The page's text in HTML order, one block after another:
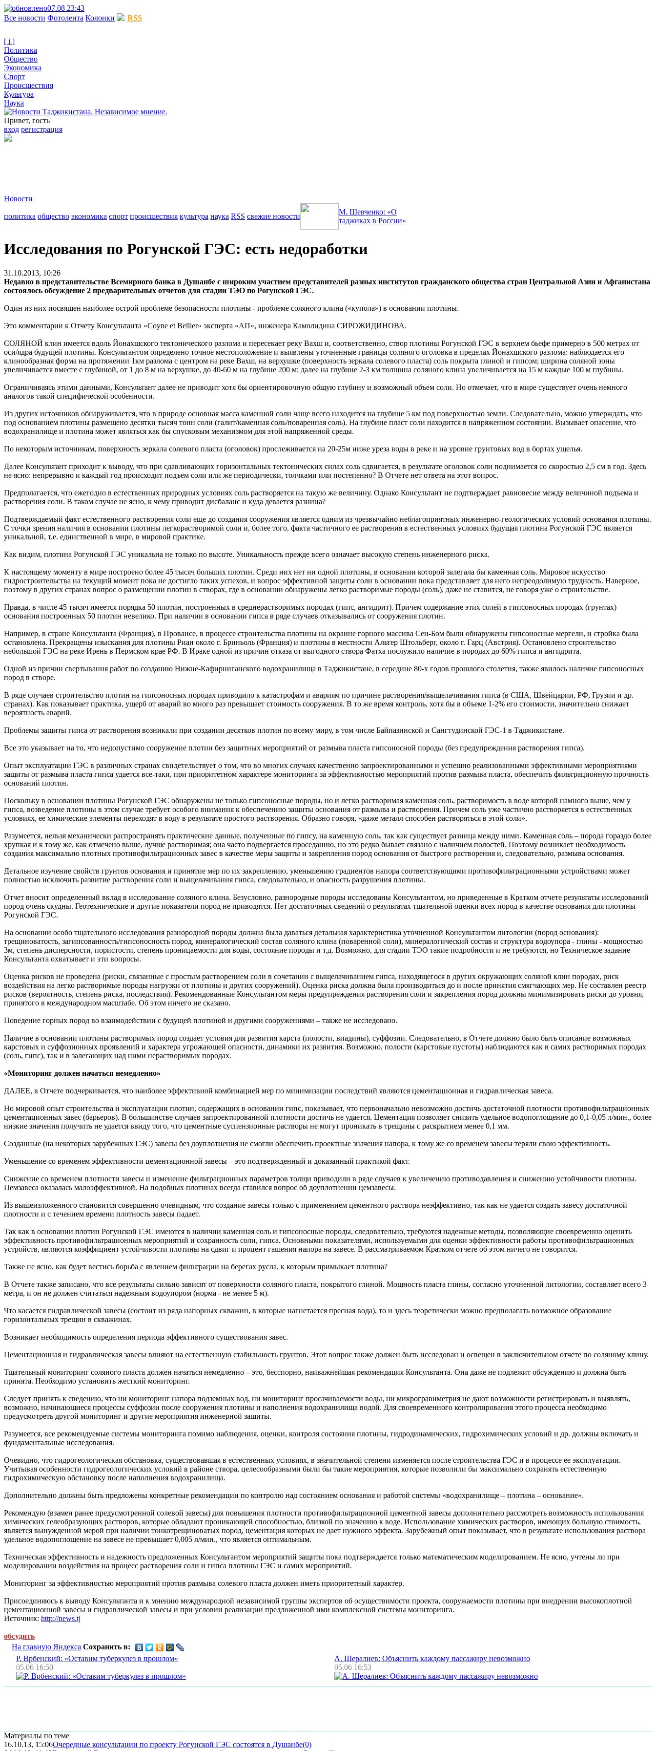
07.08 23:43
Все новости Фотолента Колонки RSS
[ i ]
Политика
Общество
Экономика
Спорт
Происшествия
Культура
Наука
Привет, гость
вход регистрация
Новости
политика общество экономика спорт происшествия культура наука RSS свежие новости
М. Шевченко: «О
таджиках в России»
Исследования по Рогунской ГЭС: есть недоработки
31.10.2013, 10:26
Недавно в представительстве Всемирного банка в Душанбе с широким участием представителей разных институтов гражданского общества стран Центральной Азии и Афганистана
состоялось обсуждение 2 предварительных отчетов для стадии ТЭО по Рогунской ГЭС.
Один из них посвящен наиболее острой проблеме безопасности плотины - проблеме соляного клина («купола») в основании плотины.
Это комментарии к Отчету Консультанта «Coyne et Bellier» эксперта «АП», инженера Камолидина СИРОЖИДИНОВА.
СОЛЯНОЙ клин имеется вдоль Йонахшского тектонического разлома и пересекает реку Вахш и, соответственно, створ плотины Рогунской ГЭС в верхнем бьефе примерно в 500 метрах от
оси/ядра будущей плотины. Консультантом определено точное местоположение и выявлены уточненные границы соляного оголовка в пределах Йонахшского разлома: наблюдается его
клинообразная форма на протяжении 1км разлома с центром на реке Вахш, на верхушке (поверхность зеркала солевого пласта) соль покрыта глиной и гипсом; ширина соляной зоны
увеличивается вместе с глубиной, от 1 до 8 м на верхушке, до 40-60 м на глубине 200 м; далее на глубине 2-3 км толщина соляного клина увеличивается на 15 м каждые 100 м глубины.
Ограничиваясь этими данными, Консультант далее не приводит хотя бы ориентировочную общую глубину и возможный объем соли. Но отмечает, что в мире существует очень немного
аналогов такой специфической особенности.
Из других источников обнаруживается, что в природе основная масса каменной соли чаще всего находится на глубине 5 км под поверхностью земли. Следовательно, можно утверждать, что
под основанием плотины размещено десятки тысяч тонн соли (галит/каменная соль/поваренная соль). На глубине пласт соли находится в напряженном состоянии. Вызывает опасение, что
водохранилище и плотина может являться как бы спусковым механизмом для этой напряженной среды.
По некоторым источникам, поверхность зеркала солевого пласта (оголовок) прослеживается на 20-25м ниже уреза воды в реке и на уровне грунтовых вод в бортах ущелья.
Далее Консультант приходит к выводу, что при сдавливающих горизонтальных тектонических силах соль сдвигается, в результате оголовок соли поднимается со скоростью 2,5 см в год. Здесь
не ясно: непрерывно и каждый год происходит подъем соли или же периодически, толчками или постепенно? В Отчете нет ответа на этот вопрос.
Предполагается, что ежегодно в естественных природных условиях соль растворяется на такую же величину. Однако Консультант не подтверждает равновесие между величиной подъема и
растворения соли. В таком случае не ясно, к чему приводит дисбаланс и куда девается разница?
Подтверждаемый факт естественного растворения соли еще до создания сооружения является одним из чрезвычайно неблагоприятных инженерно-геологических условий основания плотины.
С точки зрения наличия в основании плотины легкорастворимой соли и, более того, факта частичного ее растворения в естественных условиях будущая плотина Рогунской ГЭС является
уникальной, т.е. единственной в мире, в мировой практике.
Как видим, плотина Рогунской ГЭС уникальна не только по высоте. Уникальность прежде всего означает высокую степень инженерного риска.
К настоящему моменту в мире построено более 45 тысяч больших плотин. Среди них нет ни одной плотины, в основании которой залегала бы каменная соль. Мировое искусство
гидростроительства на текущий момент пока не достигло таких успехов, и вопрос эффективной защиты соли в основании пока представляет для него непреодолимую трудность. Наверное,
поэтому в других странах вопрос о размещении плотин в створах, где в основании обнаружены легко растворимые породы (соль), даже не ставится, не говоря уже о строительстве.
Правда, в числе 45 тысяч имеется порядка 50 плотин, построенных в среднерастворимых породах (гипс, ангидрит). Причем содержание этих солей в гипсоносных породах (грунтах)
основания построенных 50 плотин невелико. При наличии в основании гипса в ряде случаев отказывались от сооружения плотин.
Например, в стране Консультанта (Франция), в Провансе, в процессе строительства плотины на окраине горного массива Сен-Бом были обнаружены гипсоносные мергели, и стройка была
остановлена. Прекращены изыскания для плотины Риан около г. Бриньоль (Франция) и плотины в местности Альтер Штольберг, около г. Гарц (Австрия). Остановлено строительство
небольшой ГЭС на реке Ирень в Пермском крае РФ. В Ираке одной из причин отказа от выгодного створа Фатха послужило наличие в породах до 60% гипса и ангидрита.
Одной из причин свертывания работ по созданию Нижне-Кафирниганского водохранилища в Таджикистане, в середине 80-х годов прошлого столетия, также явилось наличие гипсоносных
пород в створе.
В ряде случаев строительство плотин на гипсоносных породах приводило к катастрофам и авариям по причине растворения/выщелачивания гипса (в США, Швейцарии, РФ, Грузии и др.
странах). Как показывает практика, ущерб от аварий во много раз превышает стоимость сооружения. В то же время контроль, хотя бы в объеме 1-2% его стоимости, значительно снижает
вероятность аварий.
Проблемы защиты гипса от растворения возникали при создании десятков плотин по всему миру, в том числе Байпазинской и Сангтудинской ГЭС-1 в Таджикистане.
Все это указывает на то, что недопустимо сооружение плотин без защитных мероприятий от размыва пласта гипсоносной породы (без предупреждения растворения гипса).
Опыт эксплуатации ГЭС в различных странах свидетельствует о том, что во многих случаях качественно запроектированными и успешно реализованными эффективными мероприятиями
защиты от размыва пласта гипса удается все-таки, при приоритетном характере мониторинга за эффективностью мероприятий против размыва пласта, обеспечить фильтрационную прочность
оснований плотин.
Поскольку в основании плотины Рогунской ГЭС обнаружены не только гипсоносные породы, но и легко растворимая каменная соль, растворимость в воде которой намного выше, чем у
гипса, возведение плотины в этом случае требует особого внимания к обеспечению защиты основания от размыва и растворения. Причем соль уже частично растворяется в естественных
условиях, ее химические элементы переходят в воду в результате простого растворения. Образно говоря, «даже металл способен растворяться в этой соли».
Разумеется, нельзя механически распространять практические данные, полученные по гипсу, на каменную соль, так как существует разница между ними. Каменная соль – порода гораздо более
хрупкая и к тому же, как отмечено выше, лучше растворимая; она часто подвергается проседанию, но это редко бывает связано с наличием полостей. Поэтому возникает необходимость
создания максимально плотных противофильтрационных завес в качестве меры защиты и закрепления пород основания от быстрого растворения и, следовательно, размыва основания.
Детальное изучение свойств грунтов основания и принятие мер по их закреплению, уменьшению градиентов напора соответствующими противофильтрационными устройствами может
полностью исключить развитие растворения соли и выщелачивания гипса, следовательно, и опасность разрушения плотины.
Отчет вносит определенный вклад в исследование соляного клина. Безусловно, разнородные породы исследованы Консультантом, но приведенные в Кратком отчете результаты исследований
пород очень скудны. Геотехнические и другие показатели пород не приводятся. Нет достаточных сведений о результатах тщательной оценки всех пород в качестве основания для плотины
Рогунской ГЭС.
На основании особо тщательного исследования разнородной породы должна была даваться детальная характеристика уточненной Консультантом литологии (пород основания):
трещиноватость, загипсованность/гипсоносность пород, минералогический состав соляного клина (поваренной соли), минералогический состав и структура водоупора - глины - мощностью
3м, степень дисперсности, пористости, степень проницаемости для воды, состояние породы и т.д. Возможно, для стадии ТЭО такие подробности и не требуются, но Техническое задание
Консультанта охватывает и эти вопросы.
Оценка рисков не проведена (риски, связанные с простым растворением соли в сочетании с выщелачиванием гипса, находящегося в других окружающих соляной клин породах, риск
воздействия на легко растворимые породы нагрузки от плотины и других сооружений). Оценка риска должна была производиться до и после принятия смягчающих мер. Не составлен реестр
рисков (вероятность, степень риска, последствия). Рекомендованные Консультантом меры предупреждения растворения соли и закрепления пород должны минимизировать риски до уровня,
принятого в международном масштабе. Об этом ничего не сказано.
Поведение горных пород во взаимодействии с будущей плотиной и другими сооружениями – также не исследовано.
Наличие в основании плотины растворимых пород создает условия для развития карста (полости, впадины), суффозии. Следовательно, в Отчете должно было быть описание возможных
карстовых и суффозионных проявлений и характера угрожающей опасности, динамики их развития. Возможно, полости (карстовые пустоты) наблюдаются как в самих растворимых породах
(соль, гипс), так и в залегающих над ними нерастворимых породах.
«Мониторинг должен начаться немедленно»
ДАЛЕЕ, в Отчете подчеркивается, что наиболее эффективной комбинацией мер по минимизации последствий являются цементационная и гидравлическая завеса.
Но мировой опыт строительства и эксплуатации плотин, содержащих в основании гипс, показывает, что первоначально невозможно достичь достаточной плотности противофильтрационных
цементационных завес (барьеров). В большинстве случаев запроектированной плотности достичь не удается. Цементация позволяет снизить удельное водопоглощение до 0,1-0,05 л/мин., более
низкие значения получить не удается ввиду того, что цементные суспензионные растворы не могут проникать в трещины с раскрытием менее 0,1 мм.
Созданные (на некоторых зарубежных ГЭС) завесы без доуплотнения не смогли обеспечить проектные значения напора, к тому же со временем завесы теряли свою эффективность.
Уменьшение со временем эффективности цементационной завесы – это подтвержденный и доказанный практикой факт.
Снижение со временем плотности завесы и изменение фильтрационных параметров толщи приводили в ряде случаев к увеличению противодавления и снижению устойчивости плотины.
Цемзавеса оказалась малоэффективной. На подобных плотинах всегда ставился вопрос об доуплотнении цемзавесы.
Из вышеизложенного становится совершенно очевидным, что создание завесы только с применением цементного раствора неэффективно, так как не удается создать завесу достаточной
плотности и с течением времени плотность завесы падает.
Так как в основании плотин Рогунской ГЭС имеются в наличии каменная соль и гипсоносные породы, следовательно, требуются надежные методы, позволяющие своевременно оценить
эффективность противофильтрационных мероприятий и сохранность соли, гипса. Основными показателями, используемыми для оценки эффективности работы противофильтрационных
устройств, являются коэффициент устойчивости плотины на сдвиг и процент гашения напора на завесе. В рассматриваемом Кратком отчете об этом ничего не говорится.
Также не ясно, как будет вестись борьба с явлением фильтрации на берегах русла, к которым примыкает плотина?
В Отчете также записано, что все результаты сильно зависят от поверхности соляного пласта, покрытого глиной. Мощность пласта глины, согласно уточненной литологии, составляет всего 3
метра, и он не должен считаться надежным водоупором (норма - не менее 5 м).
Что касается гидравлической завесы (состоит из ряда напорных скважин, в которые нагнетается пресная вода), то и здесь теоретически можно предполагать возможное образование
горизонтальных трещин в скважинах.
Возникает необходимость определения периода эффективного существования завес.
Цементационная и гидравлическая завесы влияют на естественную стабильность грунтов. Этот вопрос также должен быть исследован и освещен в заключительном отчете по соляному клину.
Тщательный мониторинг соляного пласта должен начаться немедленно – это, бесспорно, наиважнейшая рекомендация Консультанта. Она даже не подлежит обсуждению и должна быть
принята. Необходимо установить жесткий мониторинг.
Следует принять к сведению, что ни мониторинг напора подземных вод, ни мониторинг просачиваемости воды, ни микрогравиметрия не дают возможности регистрировать и выявлять,
возможно, начинающиеся процессы суффозии после сооружения плотины и наполнения водохранилища водой. Для своевременного контролирования этого процесса необходимо
предусмотреть другой мониторинг и другие мероприятия инженерной защиты.
Разумеется, все рекомендуемые системы мониторинга помимо наблюдения, оценки, контроля состояния плотины, гидродинамических, гидрохимических условий и др. должны включать и
фундаментальные исследования.
Очевидно, что гидрогеологическая обстановка, существовавшая в естественных условиях, в значительной степени изменяется после строительства ГЭС и в процессе ее эксплуатации.
Учитывая особенности гидрогеологических условий в районе створа, целесообразными были бы такие мероприятия, которые позволили бы максимально сохранять естественную
гидрохимическую обстановку после наполнения водохранилища.
Дополнительно должны быть предложены конкретные рекомендации по контролю над состоянием основания и работой системы «водохранилище – плотина – основание».
Рекомендую (взамен ранее предусмотренной солевой завесы) для повышения плотности противофильтрационной цементной завесы дополнительно рассмотреть возможность использования
химических гелеобразующих растворов, которые обладают проникающей способностью, близкой по значению к воде. Использование химических растворов, имеющих большую стоимость,
является вынужденной мерой при наличии тонкотрещиноватых пород, цементация которых не дает нужного эффекта. Зарубежный опыт показывает, что в результате использования раствора
удельное водопоглощение на завесе не превышает 0,005 л/мин., что является оптимальным.
Техническая эффективность и надежность предложенных Консультантом мероприятий защиты пока подтверждается только математическим моделированием. Не ясно, учтены ли при
моделировании воздействия на процесс растворения соли и гипса плотины ГЭС и самих мероприятий.
Мониторинг за эффективностью мероприятий против размыва солевого пласта должен иметь приоритетный характер.
Присоединяюсь к выводу Консультанта и к мнению международной независимой группы экспертов об осуществимости проекта, сооружаемости плотины при внедрении высокоплотной
цементационной завесы и гидравлической завесы и при условии реализации предложенной ими комплексной системы мониторинга.
Источник: http://news.tj
обсудить
На главную Яндекса Сохранить в:
Р. Врбенский: «Оставим туберкулез в прошлом»
05.06 16:50
А. Шералиев: Объяснить каждому пассажиру невозможно
05.06 16:53
Материалы по теме
16.10.13, 15:06Очередные консультации по проекту Рогунской ГЭС состоятся в Душанбе(0)